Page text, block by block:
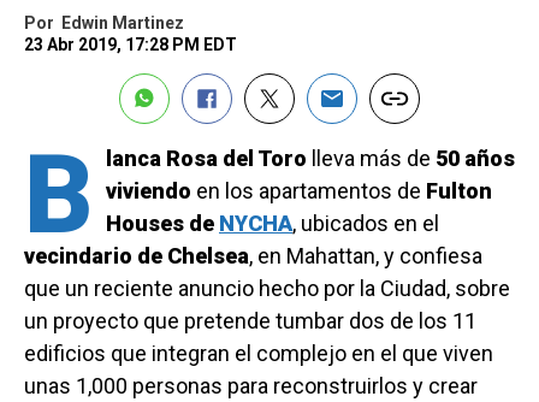
Por
Edwin Martinez
23 Abr 2019, 17:28 PM EDT
B lanca Rosa del Toro lleva más de 50 años
viviendo en los apartamentos de Fulton
Houses de NYCHA, ubicados en el
vecindario de Chelsea, en Mahattan, y confiesa
que un reciente anuncio hecho por la Ciudad, sobre
un proyecto que pretende tumbar dos de los 11
edificios que integran el complejo en el que viven
unas 1,000 personas para reconstruirlos y crear